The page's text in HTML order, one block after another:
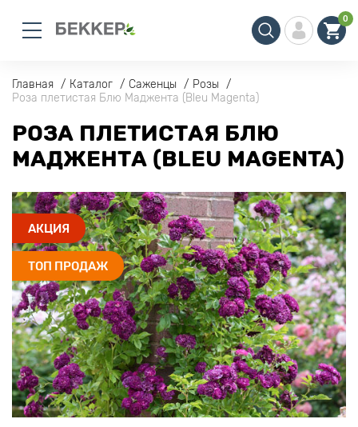
0
Главная Каталог Саженцы
Розы
Роза плетистая Блю Маджента (Bleu Magenta)
РОЗА ПЛЕТИСТАЯ БЛЮ
МАДЖЕНТА (BLEU MAGENTA)
АКЦИЯ
ТОП ПРОДАЖ